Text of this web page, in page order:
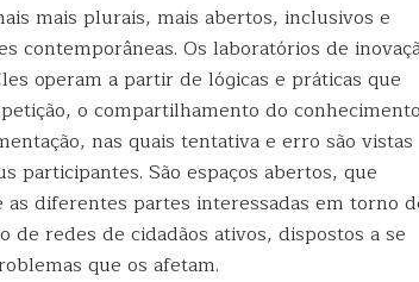
mais plurais, mais abertos, inclusivos e
contemporâneas. Os laboratórios de
operam a partir de lógicas e práticas que
o compartilhamento do conhecimento
nas quais tentativa e erro são vistas
participantes. São espaços abertos, que
diferentes partes interessadas em torno
de redes de cidadãos ativos, dispostos a se
que os afetam.